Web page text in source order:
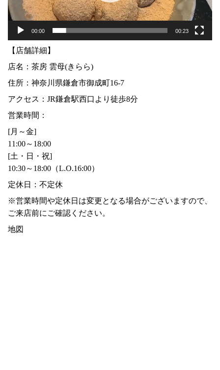
ー
00:00 00:23
【店舗詳細】
店名：茶房 雲母(きらら)
住所：神奈川県鎌倉市御成町16-7
アクセス：JR鎌倉駅西口より徒歩8分
営業時間：
[月～金]
11:00～18:00
[土・日・祝]
10:30～18:00（L.O.16:00）
定休日：不定休
※営業時間や定休日は変更となる場合がございますので、
ご来店前にご確認ください。
地図